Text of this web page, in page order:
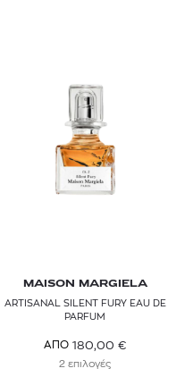
MAISON MARGIELA
ARTISANAL SILENT FURY EAU DE
PARFUM
ΑΠΟ 180,00 €
2 επιλογές